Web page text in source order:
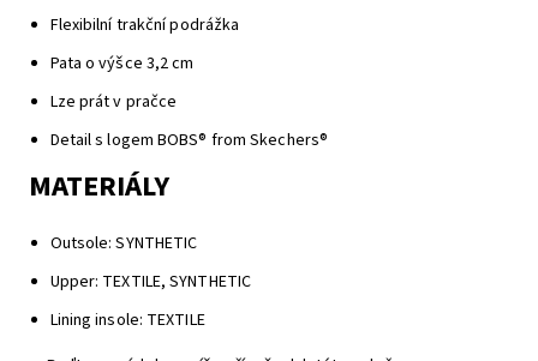
Flexibilní trakční podrážka
Pata o výšce 3,2 cm
Lze prát v pračce
Detail s logem BOBS® from Skechers®
MATERIÁLY
Outsole: SYNTHETIC
Upper: TEXTILE, SYNTHETIC
Lining insole: TEXTILE